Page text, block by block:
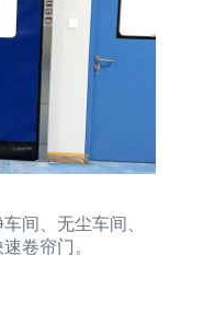
间、无尘车间、
卷帘门。